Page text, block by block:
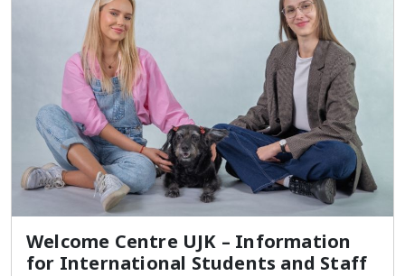
Welcome Centre UJK – Information
for International Students and Staff